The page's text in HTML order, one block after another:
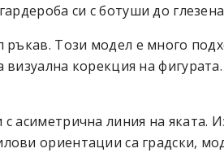
си с ботуши до
ръкав. Този модел е много
визуална корекция на
асиметрична линия на яката.
ориентации са градски,